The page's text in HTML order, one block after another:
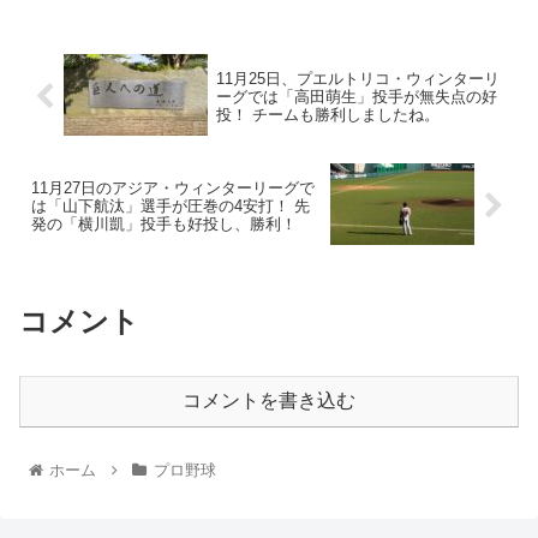
11月25日、プエルトリコ・ウィンターリ
ーグでは「高田萌生」投手が無失点の好
投！ チームも勝利しましたね。
11月27日のアジア・ウィンターリーグで
は「山下航汰」選手が圧巻の4安打！ 先
発の「横川凱」投手も好投し、勝利！
コメント
コメントを書き込む
ホーム プロ野球